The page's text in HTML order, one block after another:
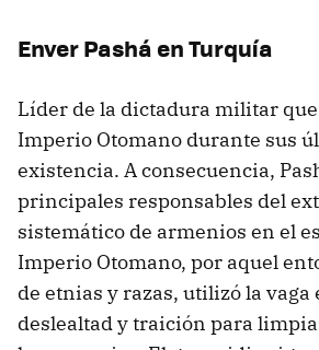
Enver Pashá en Turquía
Líder de la dictadura militar
Imperio Otomano durante sus
existencia. A consecuencia,
principales responsables del
sistemático de armenios en el
Imperio Otomano, por aquel
de etnias y razas, utilizó la vaga
deslealtad y traición para